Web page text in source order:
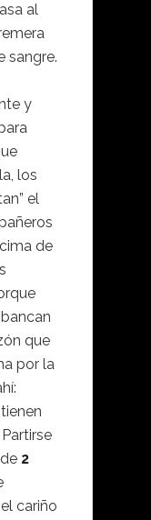
al
sangre.
y
los
el
de
que
por la
2
cariño